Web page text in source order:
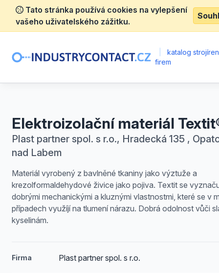
Tato stránka používá cookies na vylepšení
vašeho uživatelského zážitku.
katalog
firem
Elektroizolační materiál
Plast partner spol. s r.o., Hradecká 135 ,
nad Labem
Materiál vyrobený z bavlněné tkaniny jako výztuže a
krezolformaldehydové živice jako pojiva. Textit se
dobrými mechanickými a kluznými vlastnostmi, které se v
případech využíjí na tlumení nárazu. Dobrá odolnost vůči
kyselinám.
Firma Plast partner spol. s r.o.